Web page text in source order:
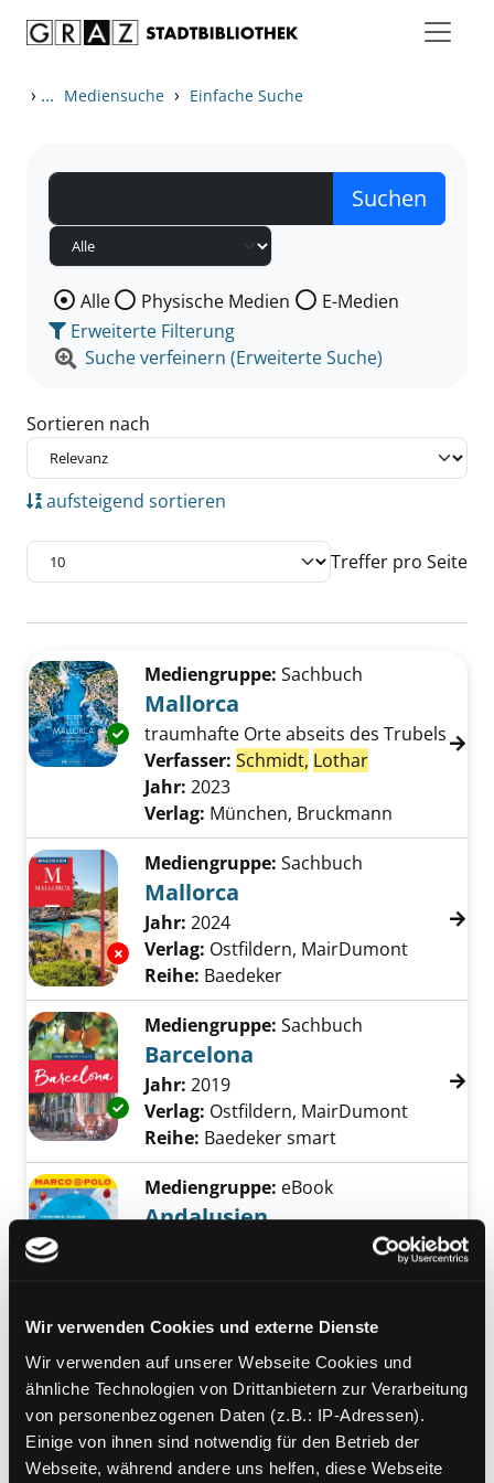
Wir verwenden Cookies und externe Dienste
Wir verwenden auf unserer Webseite Cookies und
ähnliche Technologien von Drittanbietern zur Verarbeitung
von personenbezogenen Daten (z.B.: IP-Adressen).
Einige von ihnen sind notwendig für den Betrieb der
Webseite, während andere uns helfen, diese Webseite
› ... Mediensuche › Einfache Suche
Wählen Sie die Medienart nach der Sie suchen wollen.
Alle Physische Medien
E-Medien
Erweiterte Filterung
Suche verfeinern (Erweiterte Suche)
Sortieren nach
aufsteigend sortieren
Treffer pro Seite
Zu den Suchfiltern springen
Exemplar-Details von Mallorca anzeigen
Mediengruppe: Sachbuch
Mallorca
traumhafte Orte abseits des Trubels
Verfasser: Schmidt, Lothar
Jahr: 2023
Verlag: München, Bruckmann
Exemplar-Details von Mallorca anzeigen
Mediengruppe: Sachbuch
Mallorca
Suche nach diesem Verfasser
Jahr: 2024
Verlag: Ostfildern, MairDumont
Reihe: Baedeker
Exemplar-Details von Barcelona anzeigen
Mediengruppe: Sachbuch
Barcelona
Suche nach diesem Verfasser
Jahr: 2019
Verlag: Ostfildern, MairDumont
Reihe: Baedeker smart
Mediengruppe: eBook
Andalusien
Reihe:Marco Polo
Vorbestellbar:
Nein
Voraussichtlich entliehen bis:
Mediengruppe:Kinderbuch
Physik